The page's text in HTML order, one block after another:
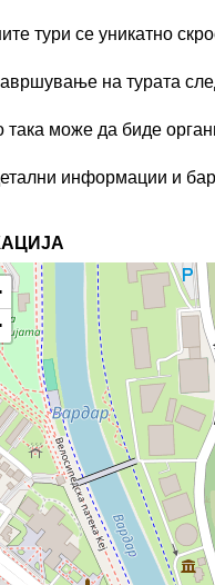
тури се уникатно
на турата
така може да биде
информации и